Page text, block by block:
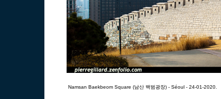
Namsan Baekbeom Square (남산 백범광장) - Séoul - 24-01-2020.